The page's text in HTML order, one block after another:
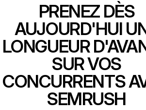
PRENEZ DÈS
AUJOURD'HUI
LONGUEUR
SUR VOS
CONCURRENTS
SEMRUSH